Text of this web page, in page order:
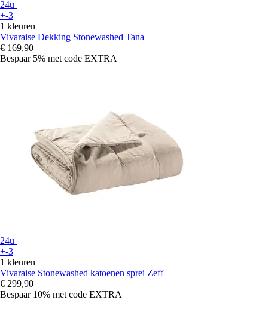
24u
+-3
1 kleuren
Vivaraise Dekking Stonewashed Tana
€ 169,90
Bespaar 5% met code EXTRA
24u
+-3
1 kleuren
Vivaraise Stonewashed katoenen sprei Zeff
€ 299,90
Bespaar 10% met code EXTRA